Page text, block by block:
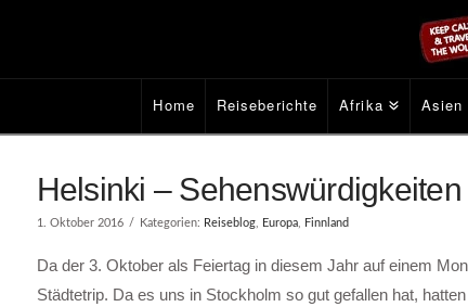
Home Reiseberichte Afrika Asien
Helsinki –
1. Oktober 2016 Kategorien: Reiseblog, Europa, Finnland
Da der 3. Oktober als Feiertag in diesem Jahr auf einem
Städtetrip. Da es uns in Stockholm so gut gefallen hat,